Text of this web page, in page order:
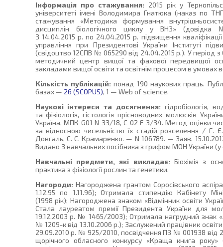
Інформація про стажування: 2015 рік у
університеті імені Володимира Гнатюка (наказ по
стажування «Методика формування
дисциплін біологічного циклу у ВНЗ»
З 14.04.2015 р. по 24.04.2015 р. підвищення
управління при Президентові України Інституті
(свідоцтво 12СПВ № 065290 від 24.04.2015 р.). У період
методичний центр вищої та фахової передвищої
закладами вищої освіти та освітнім процесом в умовах
Кількість публікацій: понад 190 наукових праць.
базах — 26 (SCOPUS), 1 — Web of science.
Наукові інтереси та досягнення: гідробіологія,
та фізіологія, гістологія прісноводних молюсків
Україна, МПК G01 N 33/18, C 02 F 3/34. Метод оцінки
за відносною чисельністю їх стадій розселення / Г.
Довгаль, С. С. Крамаренко. — N 106789. — Заяв.
Видано 3 навчальних посібника з грифом МОН України (у
Навчальні предмети, які викладає: Біохімія з
практика з фізіології рослин та генетики.
Нагороди: Нагороджена грантом Соросівського
1.12.95 по 1.11.96); Отримала стипендію Кабінету
(1998 рік); Нагороджена знаком «Відмінник освіти
Стала лауреатом премії Президента України для
19.12.2003 р. № 1465/2003); Отримала нагрудний знак
№ 1209-к від 13.10.2006 р.); Заслужений працівник
29.09.2010 р. № 925/2010, посвідчення ПЗ № 001938
щорічного обласного конкурсу «Краща книга